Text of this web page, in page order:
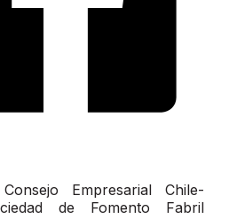
Empresarial Chile-
de Fomento Fabril